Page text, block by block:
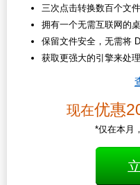
三次点击转换数百个文件
拥有一个无需互联网的
保留文件安全，无需将
获取更强大的引擎来处理
现在优惠
*仅在本月